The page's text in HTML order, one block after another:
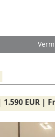
1.590 EUR